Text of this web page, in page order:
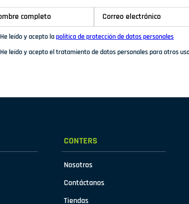
He leído y acepto lapolítica de protección de datos personales
He leído y acepto el tratamiento de datos personales para otros
CONTERS
Nosotros
Contáctanos
Tiendas